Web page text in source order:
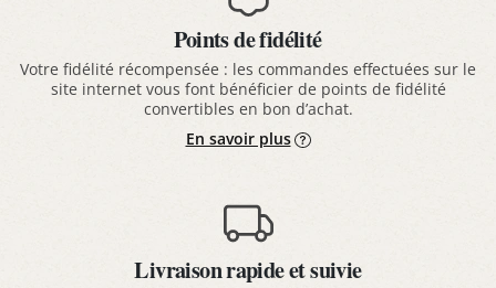
Points de fidélité
Votre fidélité récompensée : les commandes effectuées sur le
site internet vous font bénéficier de points de fidélité
convertibles en bon d’achat.
En savoir plus
Livraison rapide et suivie